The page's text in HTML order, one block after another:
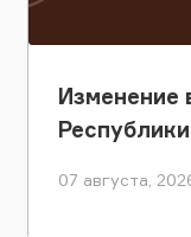
Изменение
07 августа,